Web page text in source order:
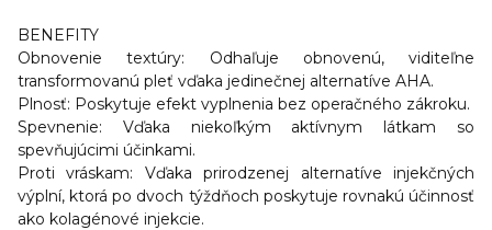
BENEFITY
Obnovenie textúry: Odhaľuje obnovenú, viditeľne
transformovanú pleť vďaka jedinečnej alternatíve AHA.
Plnosť: Poskytuje efekt vyplnenia bez operačného zákroku.
Spevnenie: Vďaka niekoľkým aktívnym látkam so
spevňujúcimi účinkami.
Proti vráskam: Vďaka prirodzenej alternatíve injekčných
výplní, ktorá po dvoch týždňoch poskytuje rovnakú účinnosť
ako kolagénové injekcie.